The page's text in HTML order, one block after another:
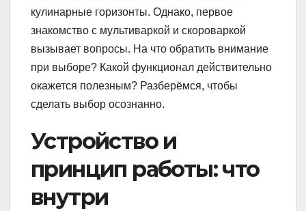
кулинарные горизонты. Однако, первое
знакомство с мультиваркой и скороваркой
вызывает вопросы. На что обратить внимание
при выборе? Какой функционал действительно
окажется полезным? Разберёмся, чтобы
сделать выбор осознанно.
Устройство и
принцип работы: что
внутри